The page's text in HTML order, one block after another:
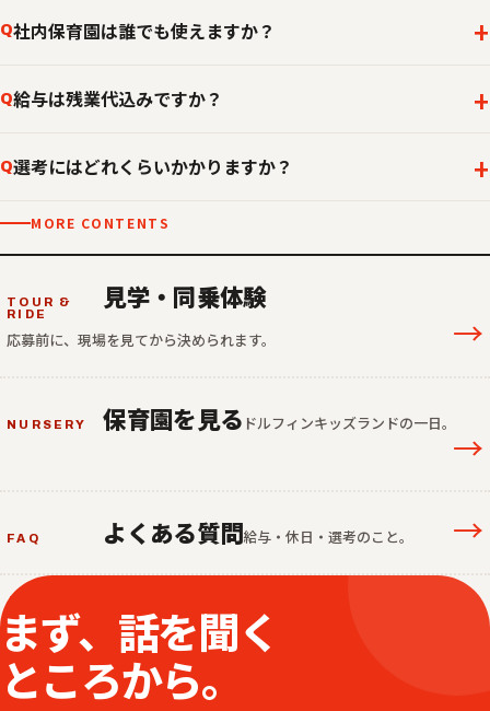
Q社内保育園は誰でも使えますか？
Q給与は残業代込みですか？
Q選考にはどれくらいかかりますか？
MORE CONTENTS
TOUR &
RIDE
見学・同乗体験
応募前に、現場を見てから決められます。 →
NURSERY 保育園を見る ドルフィンキッズランドの一日。
→
FAQ よくある質問給与・休日・選考のこと。 →
まず、話を聞く
ところから。